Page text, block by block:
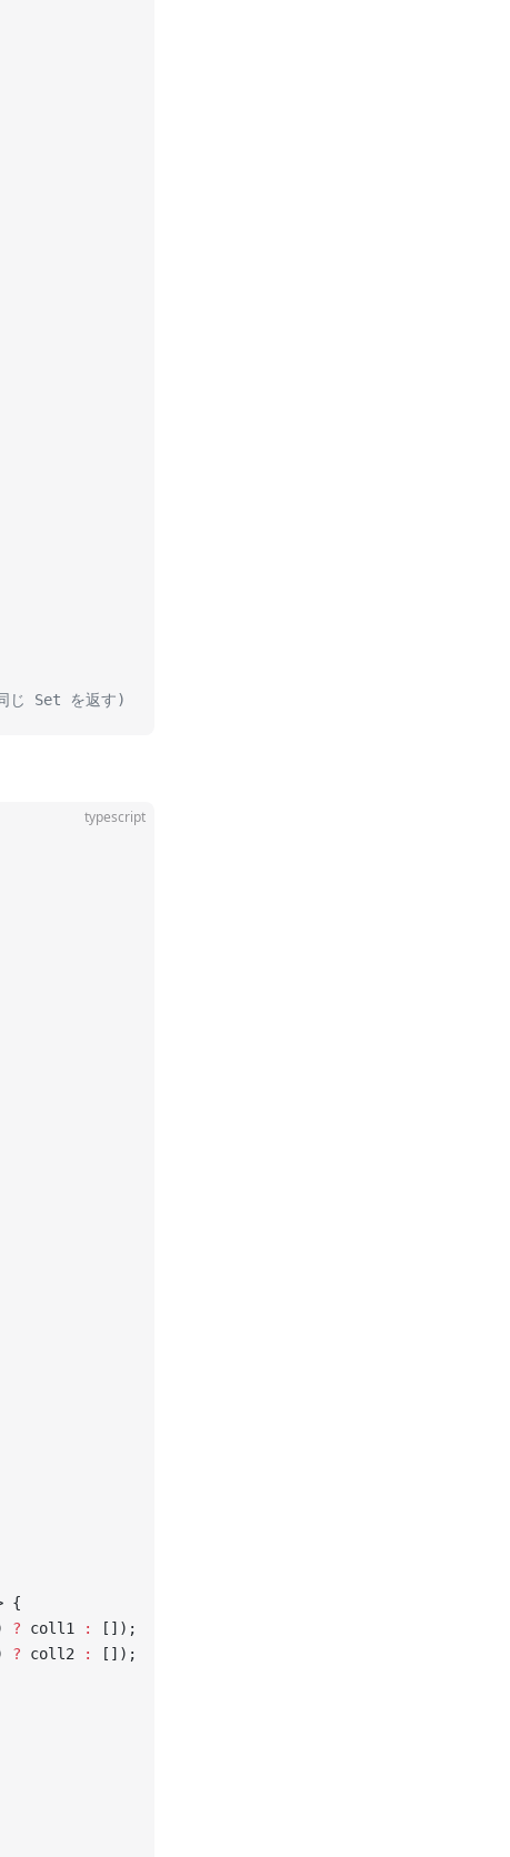
Set を返す)
typescript
{
? coll1 :
[]);
? coll2 : []);